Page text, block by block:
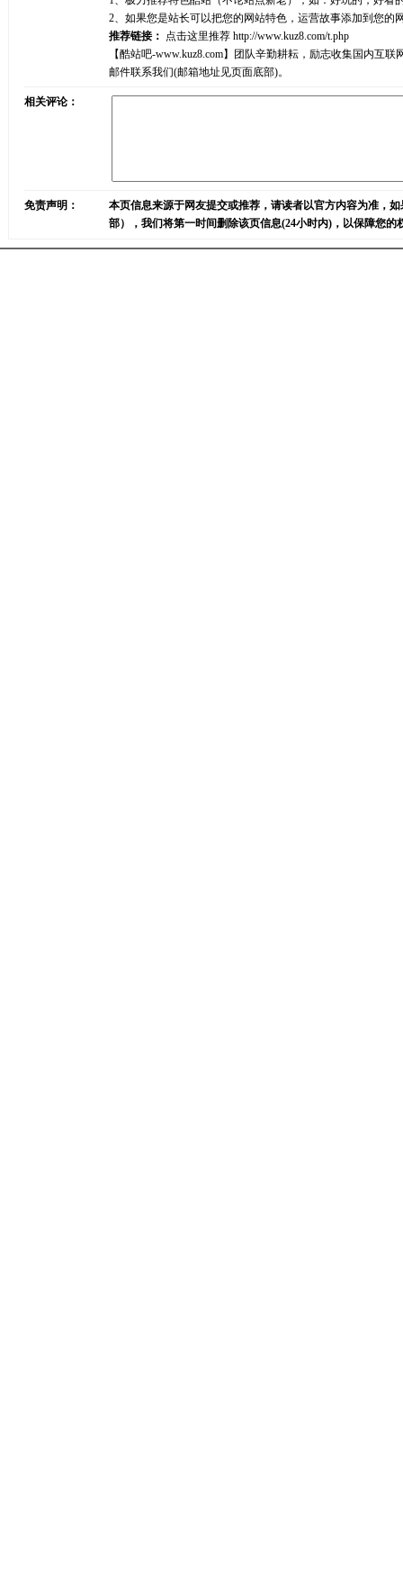
2、如果您是站长可以把您的网站特色，运营故事添加到您
推荐链接： 点击这里推荐 http://www.kuz8.com/t.php
【酷站吧-www.kuz8.com】团队辛勤耕耘，励志收集国内互
邮件联系我们(邮箱地址见页面底部)。
相关评论：
免责声明：
本页信息来源于网友提交或推荐，请读者以官方内容为准，
部），我们将第一时间删除该页信息(24小时内)，以保障您的